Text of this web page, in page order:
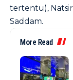
tertentu),
Saddam.
More Read